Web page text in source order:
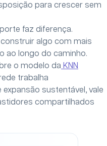
para crescer sem
faz diferença.
algo com mais
ao longo do caminho.
o modelo da KNN
trabalha
sustentável, vale
compartilhados